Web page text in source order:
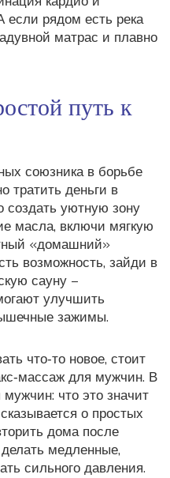
если рядом есть река
матрас и плавно
путь к
союзника в борьбе
тратить деньги в
создать уютную зону
масла, включи мягкую
«домашний»
возможность, зайди в
сауну –
улучшить
зажимы.
что‑то новое, стоит
для мужчин. В
что это значит
о простых
дома после
медленные,
сильного давления.